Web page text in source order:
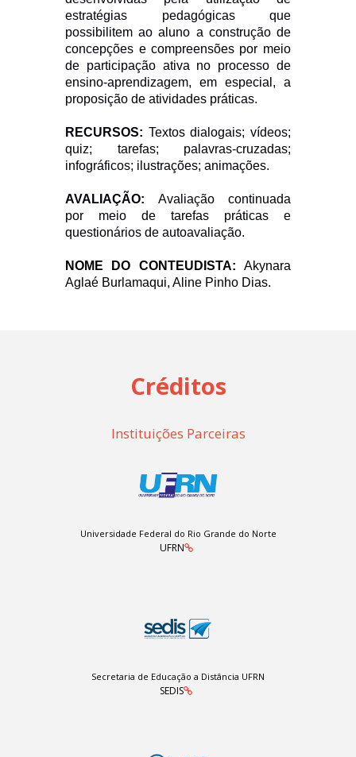
estratégias pedagógicas que
possibilitem ao aluno a construção de
concepções e compreensões por meio
de participação ativa no processo de
ensino-aprendizagem, em especial, a
proposição de atividades práticas.
RECURSOS: Textos dialogais; vídeos;
quiz; tarefas; palavras-cruzadas;
infográficos; ilustrações; animações.
AVALIAÇÃO: Avaliação continuada
por meio de tarefas práticas e
questionários de autoavaliação.
NOME DO CONTEUDISTA: Akynara
Aglaé Burlamaqui,Aline Pinho Dias.
Créditos
Instituições Parceiras
Universidade Federal do Rio Grande do Norte
UFRN
Secretaria de Educação a Distância UFRN
SEDIS